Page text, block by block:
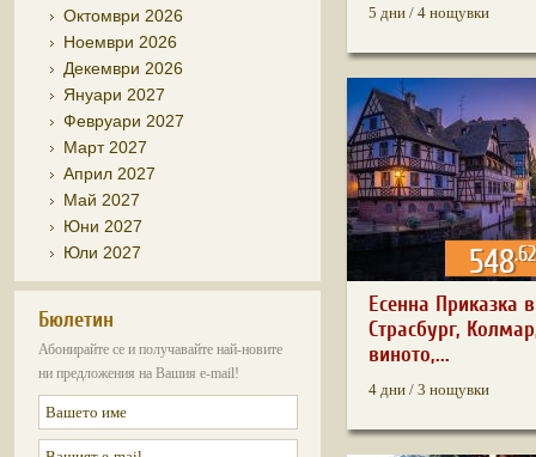
Октомври 2026
Ноември 2026
Декември 2026
Януари 2027
Февруари 2027
Март 2027
Април 2027
Май 2027
Юни 2027
Юли 2027
Бюлетин
Абонирайте се и получавайте най-новите
ни предложения на Вашия e-mail!
5 дни / 4 нощувки
548.62
Есенна Приказка
Страсбург,
виното,...
4 дни / 3 нощувки